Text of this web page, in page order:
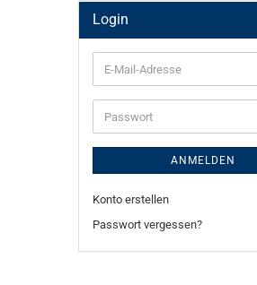
Login
E-
Mail-
Adresse
Passwort
ANMELDEN
Konto erstellen
Passwort vergessen?